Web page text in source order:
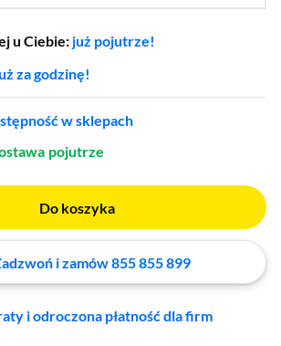
u Ciebie: już pojutrze!
za godzinę!
w sklepach
pojutrze
Do koszyka
i zamów 855 855 899
i odroczona płatność dla firm